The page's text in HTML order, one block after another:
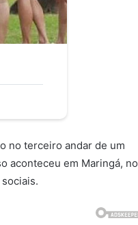
no terceiro andar de um
aconteceu em Maringá, no